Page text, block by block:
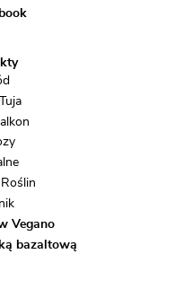
Vegano
bazaltową